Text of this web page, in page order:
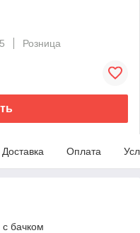
Розница
Доставка Оплата
с бачком